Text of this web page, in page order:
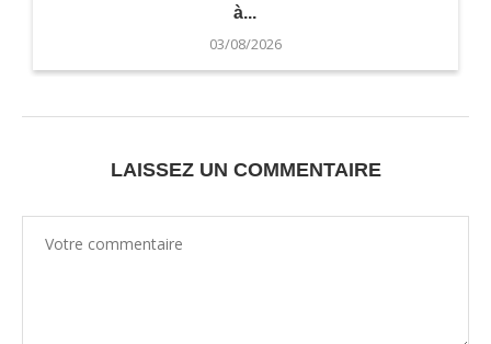
à...
03/08/2026
LAISSEZ UN COMMENTAIRE